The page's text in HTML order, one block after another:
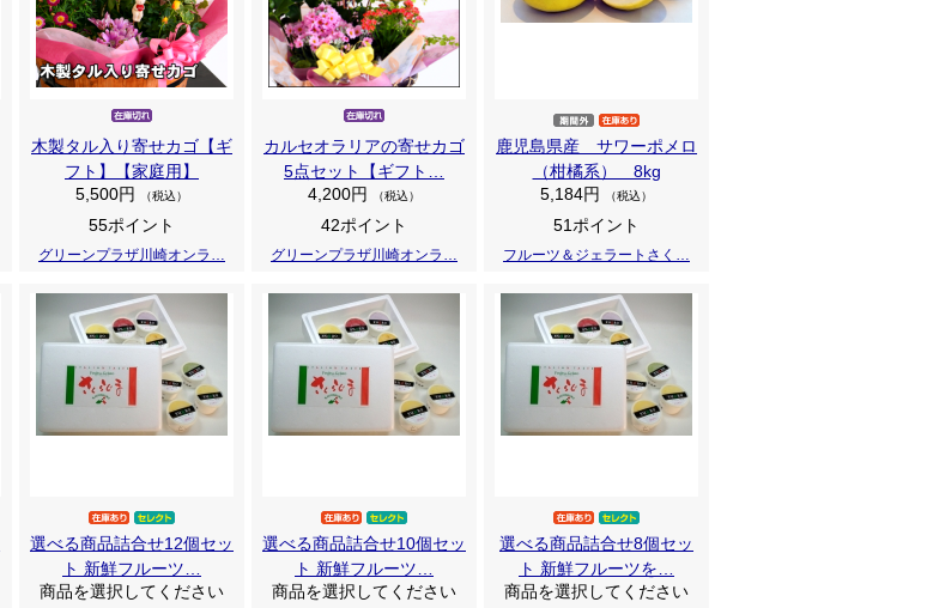
木製タル入り寄せカゴ【ギ
フト】【家庭用】
5,500円
（税込）
55ポイント
グリーンプラザ川崎オンラ…
カルセオラリアの寄せカゴ
5点セット【ギフト…
4,200円
（税込）
42ポイント
グリーンプラザ川崎オンラ…
鹿児島県産 サワーポメロ
（柑橘系） 8kg
5,184円
（税込）
51ポイント
フルーツ＆ジェラートさく…
選べる商品詰合せ12個セッ
ト 新鮮フルーツ…
商品を選択してください
選べる商品詰合せ10個セッ
ト 新鮮フルーツ…
商品を選択してください
選べる商品詰合せ8個セッ
ト 新鮮フルーツを…
商品を選択してください